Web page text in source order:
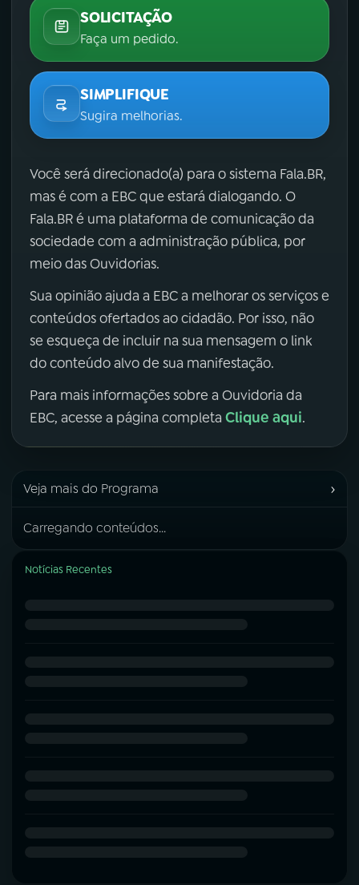
SOLICITAÇÃO
Faça um pedido.
SIMPLIFIQUE
Sugira melhorias.
Você será direcionado(a) para o sistema Fala.BR,
mas é com a EBC que estará dialogando. O
Fala.BR é uma plataforma de comunicação da
sociedade com a administração pública, por
meio das Ouvidorias.
Sua opinião ajuda a EBC a melhorar os serviços e
conteúdos ofertados ao cidadão. Por isso, não
se esqueça de incluir na sua mensagem o link
do conteúdo alvo de sua manifestação.
Para mais informações sobre a Ouvidoria da
EBC, acesse a página completa Clique aqui.
Veja mais do Programa ›
Carregando conteúdos...
Notícias Recentes